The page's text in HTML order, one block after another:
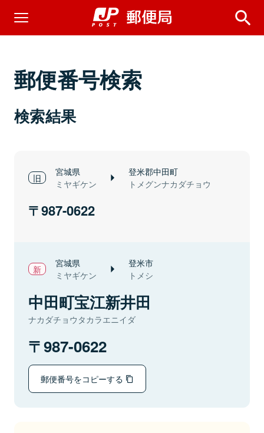
郵便番号検索
検索結果
宮城県
ミヤギケン
登米郡中田町
トメグンナカダチョウ
987-0622
宮城県
ミヤギケン
登米市
トメシ
中田町宝江新井田
ナカダチョウタカラエニイダ
987-0622
郵便番号をコピーする